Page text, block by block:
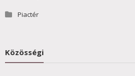
Piactér
Közösségi